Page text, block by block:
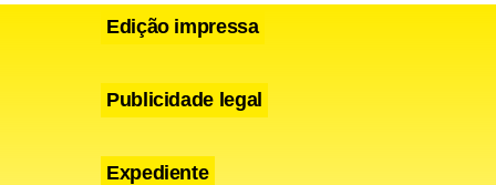
Edição impressa
Publicidade legal
Expediente